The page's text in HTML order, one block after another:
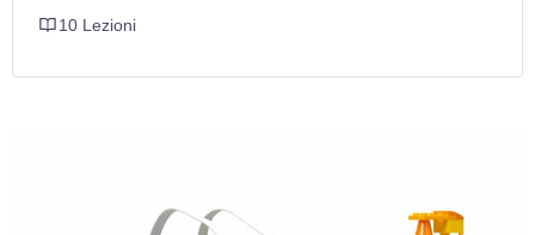
10 Lezioni